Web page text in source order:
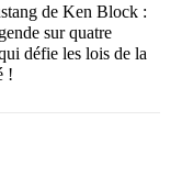
de Ken Block :
sur quatre
défie les lois de la
!